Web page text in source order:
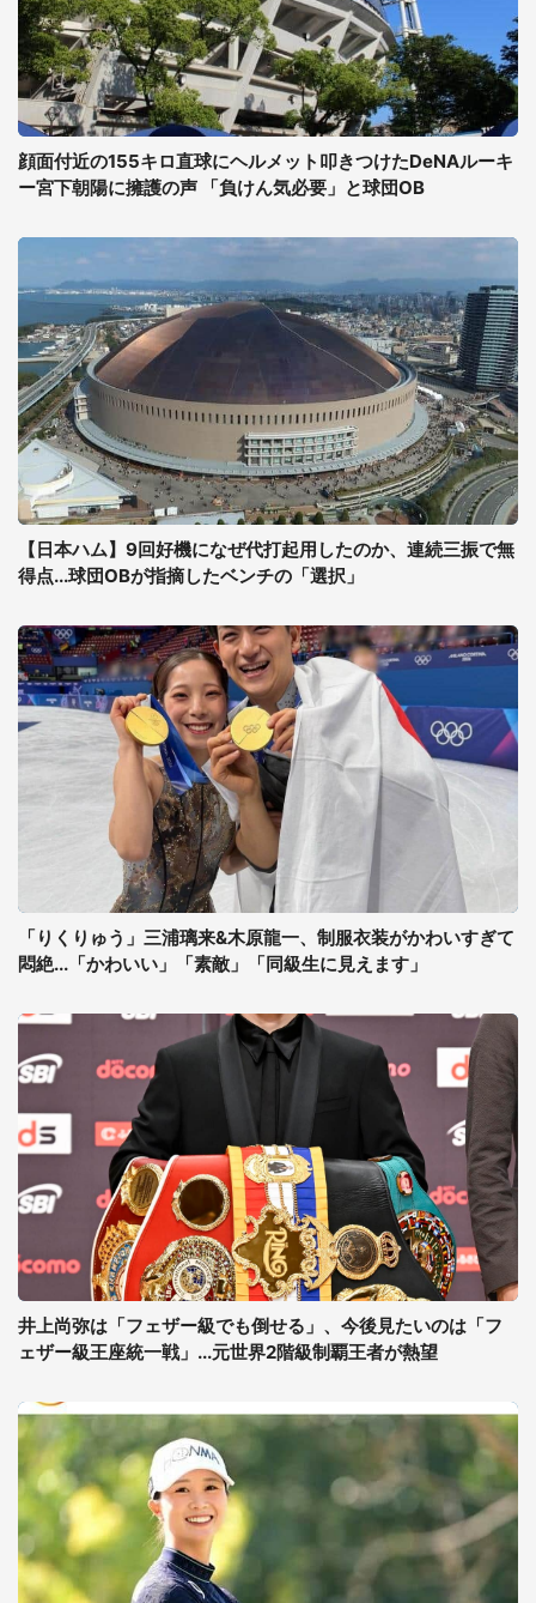
顔面付近の155キロ直球にヘルメット叩きつけたDeNAルーキ
ー宮下朝陽に擁護の声 「負けん気必要」と球団OB
【日本ハム】9回好機になぜ代打起用したのか、連続三振で無
得点...球団OBが指摘したベンチの「選択」
「りくりゅう」三浦璃来&木原龍一、制服衣装がかわいすぎて
悶絶...「かわいい」「素敵」「同級生に見えます」
井上尚弥は「フェザー級でも倒せる」、今後見たいのは「フ
ェザー級王座統一戦」...元世界2階級制覇王者が熱望